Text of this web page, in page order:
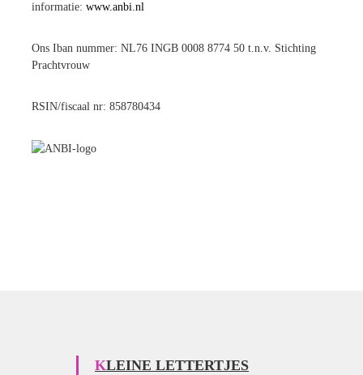
informatie: www.anbi.nl
Ons Iban nummer: NL76 INGB 0008 8774 50 t.n.v. Stichting
Prachtvrouw
RSIN/fiscaal nr: 858780434
KLEINE LETTERTJES